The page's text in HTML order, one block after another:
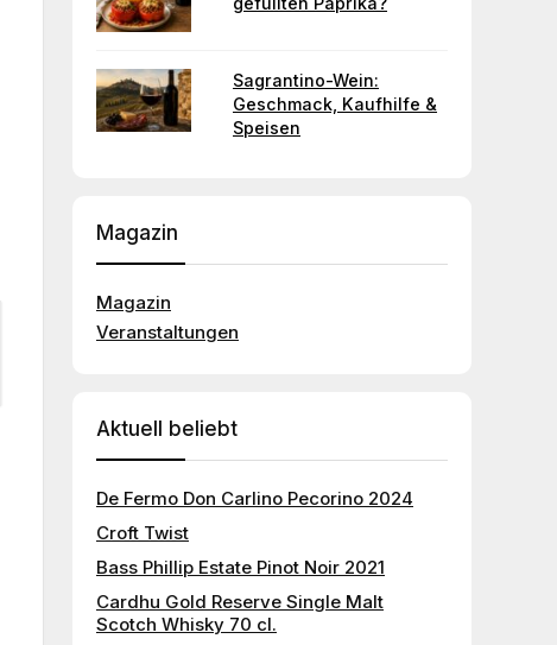
Sagrantino-Wein:
Geschmack, Kaufhilfe &
Speisen
Magazin
Magazin
Veranstaltungen
Aktuell beliebt
De Fermo Don Carlino Pecorino 2024
Croft Twist
Bass Phillip Estate Pinot Noir 2021
Cardhu Gold Reserve Single Malt
Scotch Whisky 70 cl.